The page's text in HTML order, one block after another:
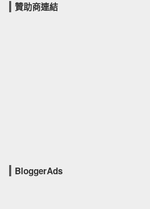
贊助商連結
BloggerAds